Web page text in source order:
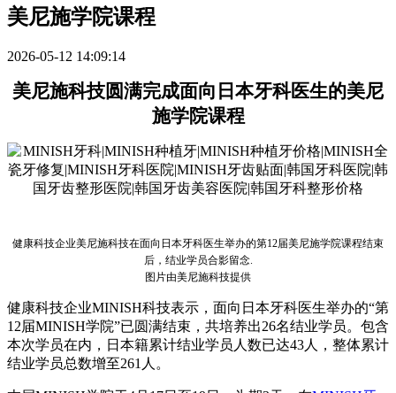
美尼施学院课程
2026-05-12 14:09:14
美尼施科技圆满完成面向日本牙科医生的美尼
施学院课程
健康科技企业美尼施科技在面向日本牙科医生举办的第12届美尼施学院课程结束
后， 结业学员合影留念.
图 片由美尼施科技提供
健康科技企业MINISH科技表示，面向日本牙科医生举办的“第
12届MINISH学院”已圆满结束，共培养出26名结业学员。包含
本次学员在内 ，日本籍累计结业学员 人 数已达43人，整体累计
结业学员总数增至261人。